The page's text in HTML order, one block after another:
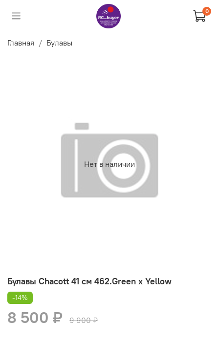
0
Главная Булавы
Нет в наличии
Булавы Chacott 41 см 462.Green х Yellow
-14%
8 500 ₽ 9 900 ₽